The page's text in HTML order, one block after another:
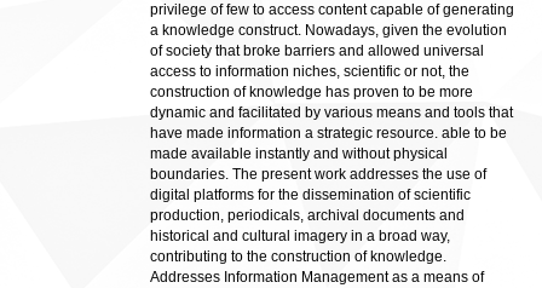
privilege of few to access content capable of generating
a knowledge construct. Nowadays, given the evolution
of society that broke barriers and allowed universal
access to information niches, scientific or not, the
construction of knowledge has proven to be more
dynamic and facilitated by various means and tools that
have made information a strategic resource. able to be
made available instantly and without physical
boundaries. The present work addresses the use of
digital platforms for the dissemination of scientific
production, periodicals, archival documents and
historical and cultural imagery in a broad way,
contributing to the construction of knowledge.
Addresses Information Management as a means of